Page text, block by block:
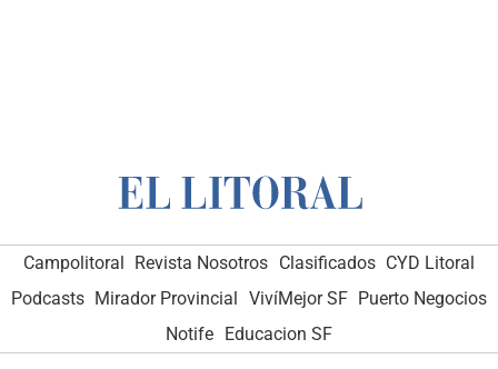
Campolitoral Revista Nosotros Clasificados CYD Litoral
Podcasts Mirador Provincial VivíMejor SF Puerto Negocios
Notife Educacion SF